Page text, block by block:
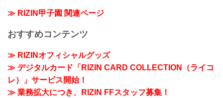
≫ RIZIN甲子園 関連ページ
おすすめコンテンツ
≫ RIZINオフィシャルグッズ
≫ デジタルカード「RIZIN CARD COLLECTION（ライコ
レ）」サービス開始！
≫ 業務拡大につき、RIZIN FFスタッフ募集！